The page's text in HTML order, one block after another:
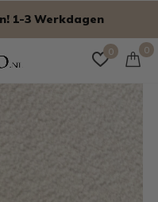
0 0
1-3 Werkdagen